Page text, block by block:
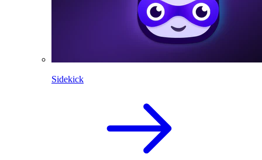
Sidekick